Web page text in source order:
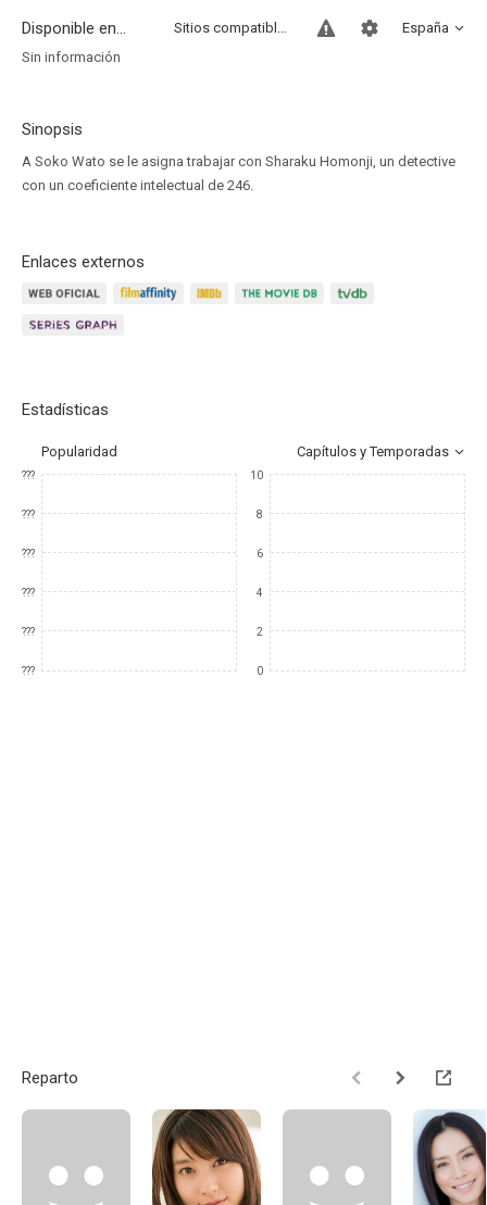
Disponible en... España
Sitios compatibles
Sin información
Sinopsis
A Soko Wato se le asigna trabajar con Sharaku Homonji, un detective
con un coeficiente intelectual de 246.
Enlaces externos
Estadísticas
Popularidad Capítulos y Temporadas
???
???
???
???
???
???
10
8
6
4
2
0
Reparto